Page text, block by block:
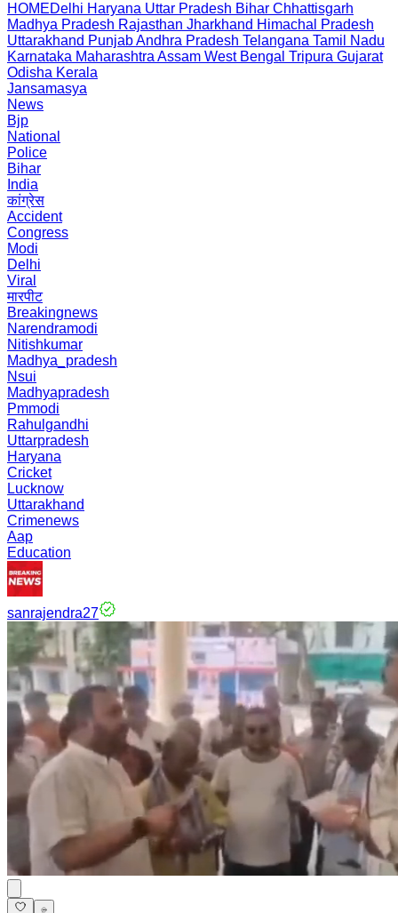
HOMEDelhi Haryana Uttar Pradesh Bihar Chhattisgarh
Madhya Pradesh Rajasthan Jharkhand Himachal Pradesh
Uttarakhand PunjabAndhra Pradesh Telangana Tamil Nadu
Karnataka Maharashtra Assam West Bengal Tripura Gujarat
Odisha Kerala
Jansamasya
News
Bjp
National
Police
Bihar
India
कांग्रेस
Accident
Congress
Modi
Delhi
Viral
मारपीट
Breakingnews
Narendramodi
Nitishkumar
Madhya_pradesh
Nsui
Madhyapradesh
Pmmodi
Rahulgandhi
Uttarpradesh
Haryana
Cricket
Lucknow
Uttarakhand
Crimenews
Aap
Education
sanrajendra27